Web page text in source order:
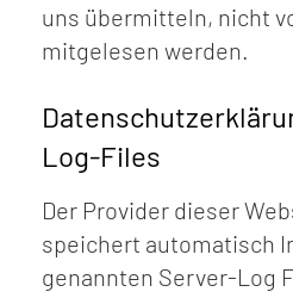
uns übermitteln, nicht
mitgelesen werden.
Log-Files
Der Provider dieser
speichert automatisch
genannten Server-Log